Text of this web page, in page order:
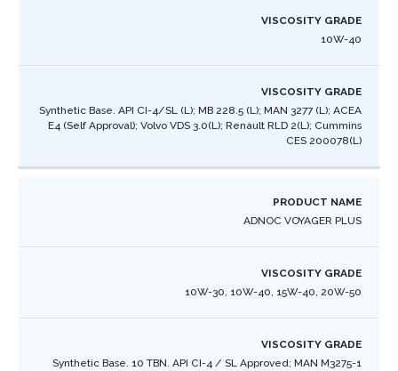
10W-40
Synthetic Base. API CI-4/SL (L); MB 228.5 (L); MAN 3277 (L); ACEA
E4 (Self Approval); Volvo VDS 3.0(L); Renault RLD 2(L); Cummins
CES 200078(L)​
ADNOC VOYAGER PLUS
10W-30, 10W-40, 15W-40, 20W-50
Synthetic Base. 10 TBN. API CI-4 / SL Approved; MAN M3275-1